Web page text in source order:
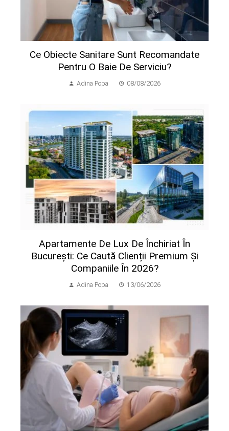
Ce Obiecte Sanitare Sunt Recomandate
Pentru O Baie De Serviciu?
Adina Popa 08/08/2026
Apartamente De Lux De Închiriat În
București: Ce Caută Clienții Premium Și
Companiile În 2026?
Adina Popa 13/06/2026